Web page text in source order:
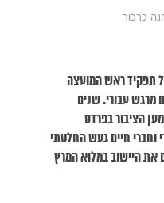
כרכור
תפקיד ראש המועצה
מרגש עבורי. שנים
הציבור בפרדס
וחברי חיים געש החלטתי
היישוב במלוא המרץ